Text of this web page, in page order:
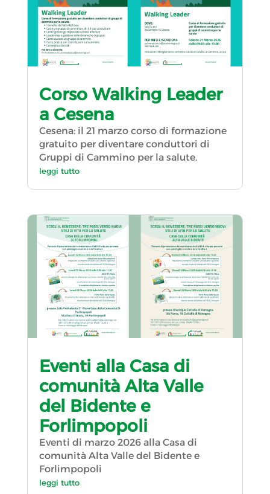
Corso Walking Leader
a Cesena
Cesena: il 21 marzo corso di formazione
gratuito per diventare conduttori di
Gruppi di Cammino per la salute.
leggi tutto
Eventi alla Casa di
comunità Alta Valle
del Bidente e
Forlimpopoli
Eventi di marzo 2026 alla Casa di
comunità Alta Valle del Bidente e
Forlimpopoli
leggi tutto